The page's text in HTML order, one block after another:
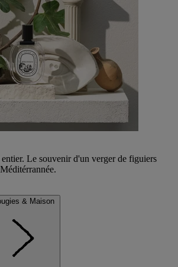
Le souvenir d'un verger de figuiers
& Maison